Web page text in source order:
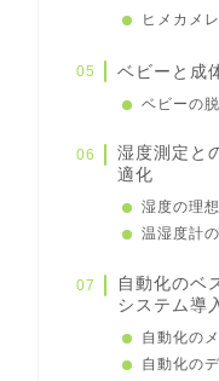
ヒメカメ
ベビーと成
ベビーの
湿度測定と
適化
湿度の理
温湿度計
自動化のベ
システム導
自動化の
自動化の